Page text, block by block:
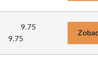
9.75
9.75